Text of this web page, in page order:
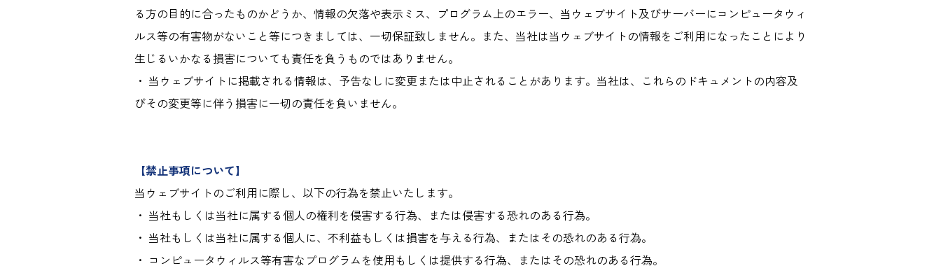
る方の目的に合ったものかどうか、情報の欠落や表示ミス、プログラム上のエラー、当ウェブサイト及びサーバーにコンピュータウィ
ルス等の有害物がないこと等につきましては、一切保証致しません。また、当社は当ウェブサイトの情報をご利用になったことにより
生じるいかなる損害についても責任を負うものではありません。
・ 当ウェブサイトに掲載される情報は、予告なしに変更または中止されることがあります。当社は、これらのドキュメントの内容及
びその変更等に伴う損害に一切の責任を負いません。
【禁止事項について】
当ウェブサイトのご利用に際し、以下の行為を禁止いたします。
・ 当社もしくは当社に属する個人の権利を侵害する行為、または侵害する恐れのある行為。
・ 当社もしくは当社に属する個人に、不利益もしくは損害を与える行為、またはその恐れのある行為。
・ コンピュータウィルス等有害なプログラムを使用もしくは提供する行為、またはその恐れのある行為。